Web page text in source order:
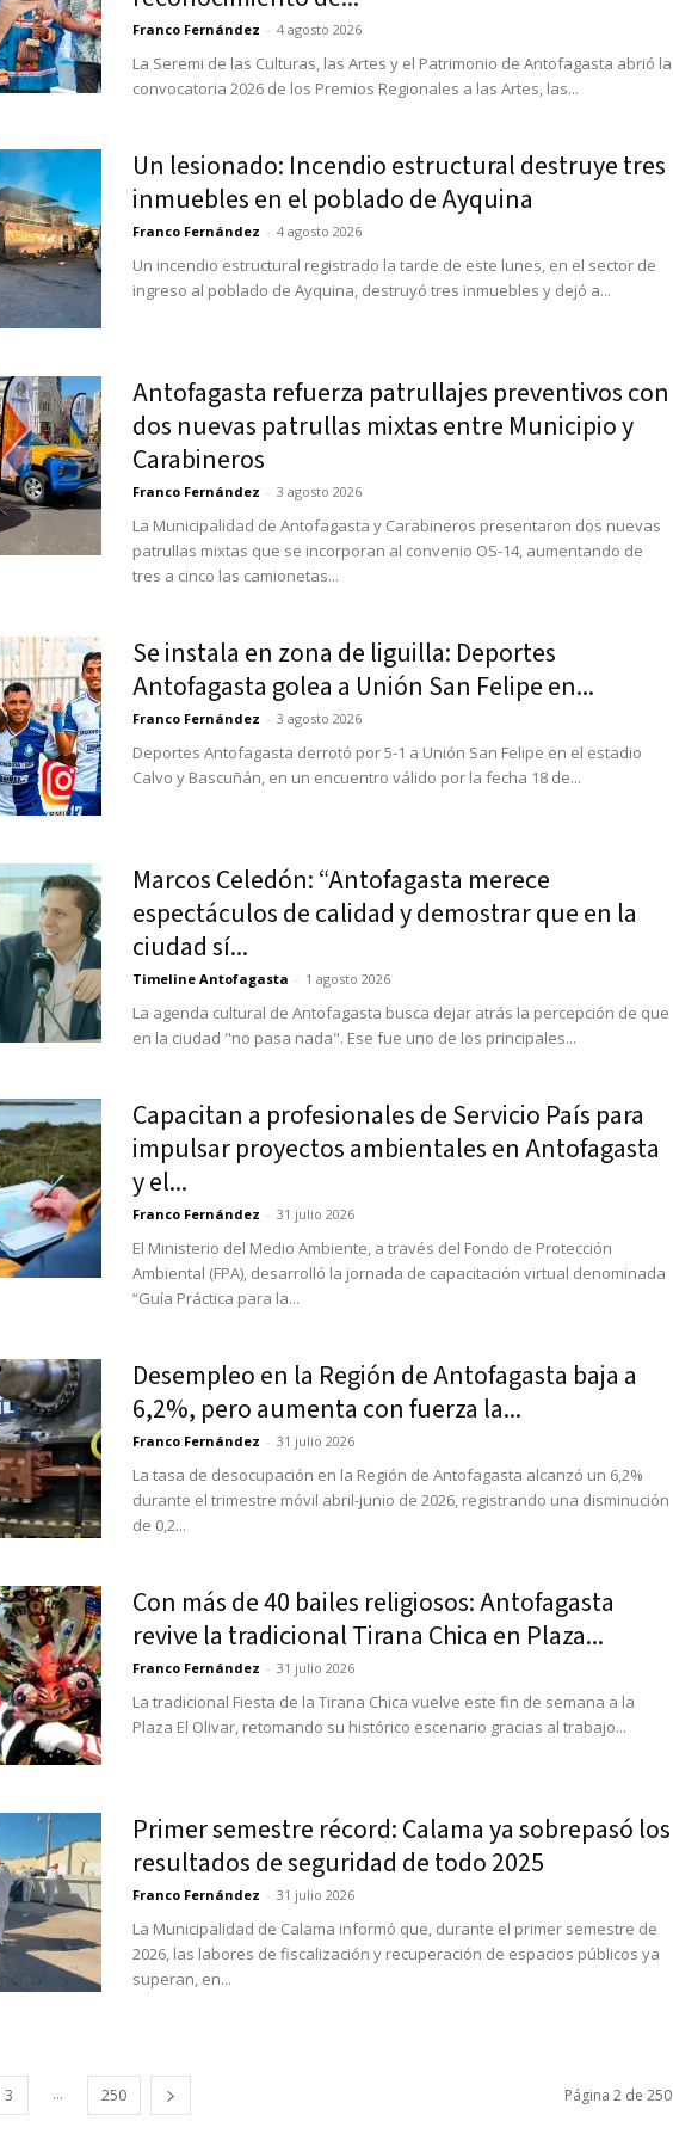
Franco Fernández - 4 agosto 2026
La Seremi de las Culturas, las Artes y el Patrimonio de Antofagasta abrió la
convocatoria 2026 de los Premios Regionales a las Artes, las...
Un lesionado: Incendio estructural destruye tres
inmuebles en el poblado de Ayquina
Franco Fernández - 4 agosto 2026
Un incendio estructural registrado la tarde de este lunes, en el sector de
ingreso al poblado de Ayquina, destruyó tres inmuebles y dejó a...
Antofagasta refuerza patrullajes preventivos con
dos nuevas patrullas mixtas entre Municipio y
Carabineros
Franco Fernández - 3 agosto 2026
La Municipalidad de Antofagasta y Carabineros presentaron dos nuevas
patrullas mixtas que se incorporan al convenio OS-14, aumentando de
tres a cinco las camionetas...
Se instala en zona de liguilla: Deportes
Antofagasta golea a Unión San Felipe en...
Franco Fernández - 3 agosto 2026
Deportes Antofagasta derrotó por 5-1 a Unión San Felipe en el estadio
Calvo y Bascuñán, en un encuentro válido por la fecha 18 de...
Marcos Celedón: “Antofagasta merece
espectáculos de calidad y demostrar que en la
ciudad sí...
Timeline Antofagasta - 1 agosto 2026
La agenda cultural de Antofagasta busca dejar atrás la percepción de que
en la ciudad "no pasa nada". Ese fue uno de los principales...
Capacitan a profesionales de Servicio País para
impulsar proyectos ambientales en Antofagasta
y el...
Franco Fernández - 31 julio 2026
El Ministerio del Medio Ambiente, a través del Fondo de Protección
Ambiental (FPA), desarrolló la jornada de capacitación virtual denominada
“Guía Práctica para la...
Desempleo en la Región de Antofagasta baja a
6,2%, pero aumenta con fuerza la...
Franco Fernández - 31 julio 2026
La tasa de desocupación en la Región de Antofagasta alcanzó un 6,2%
durante el trimestre móvil abril-junio de 2026, registrando una disminución
de 0,2...
Con más de 40 bailes religiosos: Antofagasta
revive la tradicional Tirana Chica en Plaza...
Franco Fernández - 31 julio 2026
La tradicional Fiesta de la Tirana Chica vuelve este fin de semana a la
Plaza El Olivar, retomando su histórico escenario gracias al trabajo...
Primer semestre récord: Calama ya sobrepasó los
resultados de seguridad de todo 2025
Franco Fernández - 31 julio 2026
La Municipalidad de Calama informó que, durante el primer semestre de
2026, las labores de fiscalización y recuperación de espacios públicos ya
superan, en...
3 ... 250 Página 2 de 250